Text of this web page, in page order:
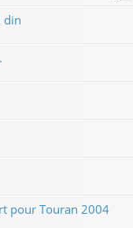
din
pour Touran 2004